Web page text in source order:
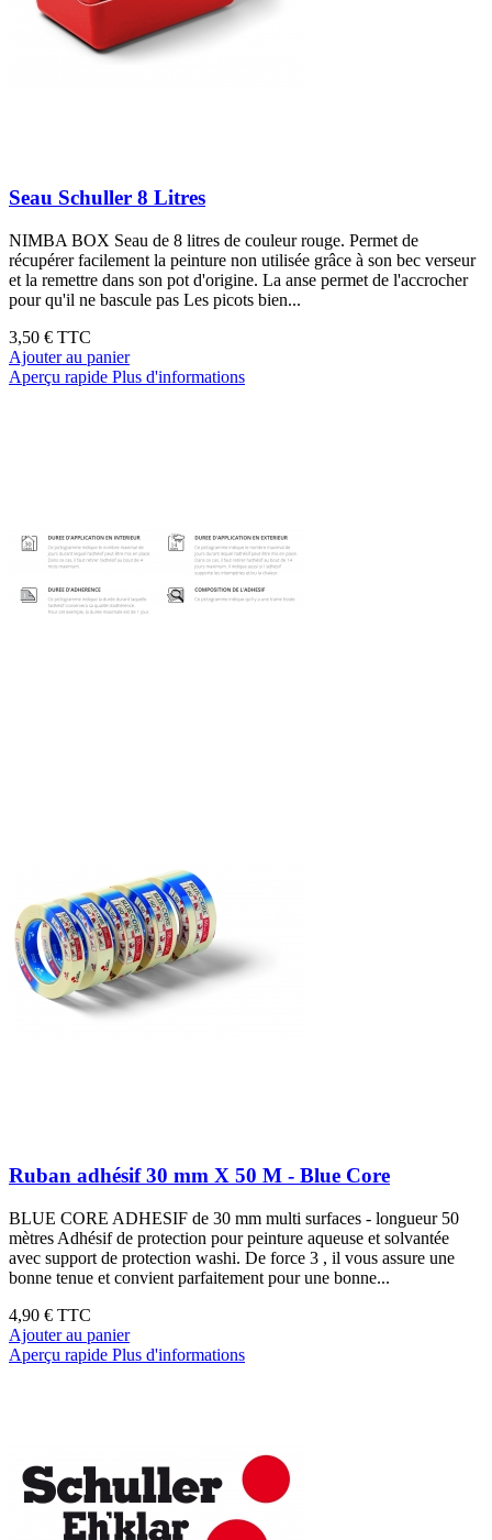
Seau Schuller 8 Litres
NIMBA BOX Seau de 8 litres de couleur rouge. Permet de
récupérer facilement la peinture non utilisée grâce à son bec verseur
et la remettre dans son pot d'origine. La anse permet de l'accrocher
pour qu'il ne bascule pas Les picots bien...
3,50 € TTC
Ajouter au panier
Aperçu rapide Plus d'informations
Ruban adhésif 30 mm X 50 M - Blue Core
BLUE CORE ADHESIF de 30 mm multi surfaces - longueur 50
mètres Adhésif de protection pour peinture aqueuse et solvantée
avec support de protection washi. De force 3 , il vous assure une
bonne tenue et convient parfaitement pour une bonne...
4,90 € TTC
Ajouter au panier
Aperçu rapide Plus d'informations